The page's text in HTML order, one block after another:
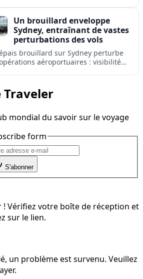
Un brouillard enveloppe
Sydney, entraînant de vastes
perturbations des vols
brouillard sur Sydney perturbe
aéroportuaires : visibilité
de vols domestiques et
Traveler
mondial du savoir sur le voyage
form
S'abonner
! Vérifiez votre boîte de réception et
sur le lien.
un problème est survenu. Veuillez